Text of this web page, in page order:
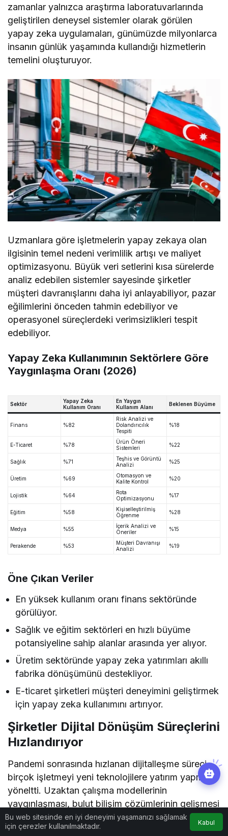
zamanlar yalnızca araştırma laboratuvarlarında
geliştirilen deneysel sistemler olarak görülen
yapay zeka uygulamaları, günümüzde milyonlarca
insanın günlük yaşamında kullandığı hizmetlerin
temelini oluşturuyor.
Uzmanlara göre işletmelerin yapay zekaya olan
ilgisinin temel nedeni verimlilik artışı ve maliyet
optimizasyonu. Büyük veri setlerini kısa sürelerde
analiz edebilen sistemler sayesinde şirketler
müşteri davranışlarını daha iyi anlayabiliyor, pazar
eğilimlerini önceden tahmin edebiliyor ve
operasyonel süreçlerdeki verimsizlikleri tespit
edebiliyor.
Yapay Zeka Kullanımının Sektörlere Göre
Yaygınlaşma Oranı (2026)
Sektör
Yapay Zeka
Kullanım Oranı
En Yaygın
Kullanım Alanı
Beklenen Büyüme
Finans %82
Risk Analizi ve
Dolandırıcılık
Tespiti
%18
E-Ticaret %78
Ürün Öneri
Sistemleri
%22
Sağlık %71
Teşhis ve Görüntü
Analizi
%25
Üretim %69
Otomasyon ve
Kalite Kontrol
%20
Lojistik %64
Rota
Optimizasyonu
%17
Eğitim %58
Kişiselleştirilmiş
Öğrenme
%28
Medya %55
İçerik Analizi ve
Öneriler
%15
Perakende %53
Müşteri Davranışı
Analizi
%19
Öne Çıkan Veriler
En yüksek kullanım oranı finans sektöründe
görülüyor.
Sağlık ve eğitim sektörleri en hızlı büyüme
potansiyeline sahip alanlar arasında yer alıyor.
Üretim sektöründe yapay zeka yatırımları akıllı
fabrika dönüşümünü destekliyor.
E-ticaret şirketleri müşteri deneyimini geliştirmek
için yapay zeka kullanımını artırıyor.
Şirketler Dijital Dönüşüm Süreçlerini
Hızlandırıyor
Pandemi sonrasında hızlanan dijitalleşme süreci,
birçok işletmeyi yeni teknolojilere yatırım yapmaya
yöneltti. Uzaktan çalışma modellerinin
yaygınlaşması, bulut bilişim çözümlerinin gelişmesi
ve veri odaklı yönetim anlayışının güçlenmesiyle
birlikte yapay zeka projeleri de kurumsal
Bu web sitesinde en iyi deneyimi yaşamanızı sağlamak
için çerezler kullanılmaktadır.
Kabul